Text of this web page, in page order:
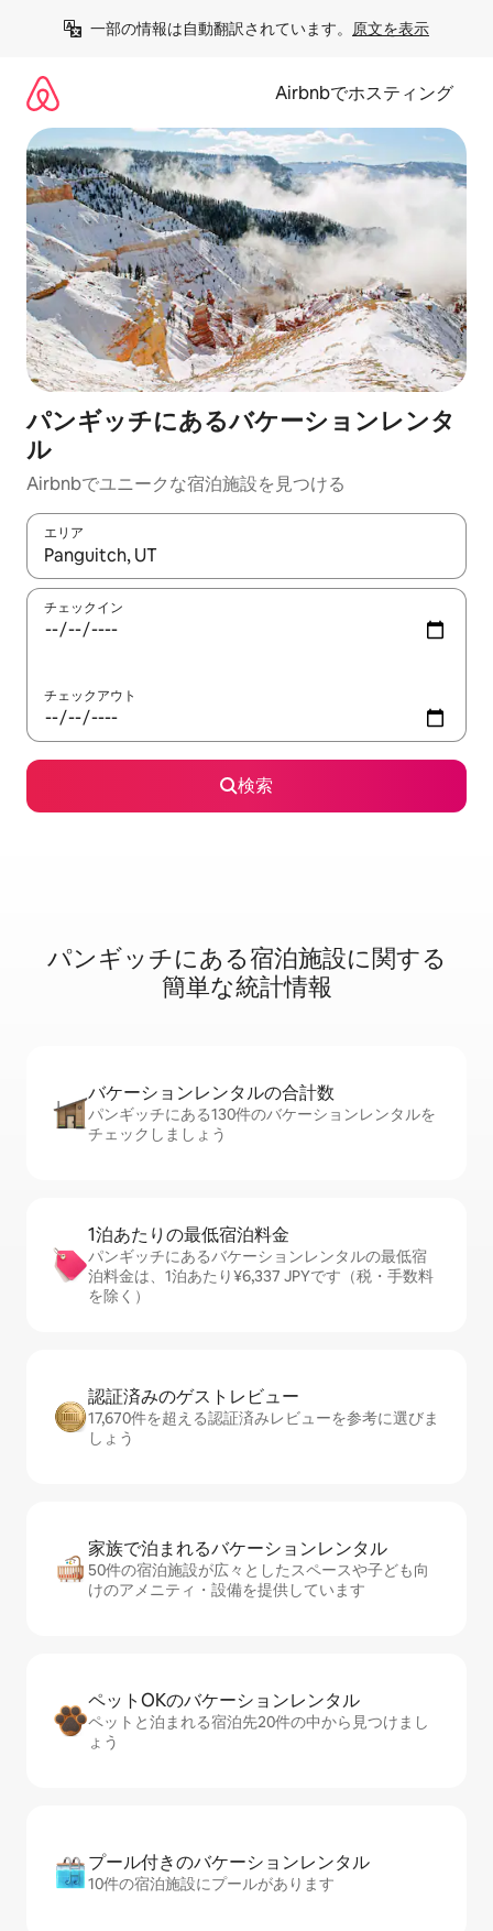
一部の情報は自動翻訳されています。 原文を表示
Airbnbでホスティング
パンギッチにあるバケーションレンタ
ル
Airbnbでユニークな宿泊施設を見つける
エリア
検索結果が表示されたら、上下の矢印キーを使って移動するか
チェックイン
チェックアウト
検索
パンギッチに⁠あ⁠る宿⁠泊⁠施⁠設⁠に関⁠す⁠る
簡⁠単⁠な統⁠計⁠情⁠報
バケーションレ⁠ン⁠タ⁠ル⁠の合⁠計⁠数
パンギッチにある130件のバケーションレンタルを
チェックしましょう
1泊あたりの最⁠低⁠宿⁠泊⁠料⁠金
パンギッチにあるバケーションレンタルの最低宿
泊料金は、1泊あたり¥6,337 JPYです（税・手数料
を除く）
認証済みのゲ⁠ス⁠ト⁠レ⁠ビ⁠ュ⁠ー
17,670件を超える認証済みレビューを参考に選びま
しょう
家族で泊まれるバ⁠ケ⁠ー⁠シ⁠ョ⁠ンレ⁠ン⁠タ⁠ル
50件の宿泊施設が広々としたスペースや子ども向
けのアメニティ・設備を提供しています
ペットOKのバ⁠ケ⁠ー⁠シ⁠ョ⁠ンレ⁠ン⁠タ⁠ル
ペットと泊まれる宿泊先20件の中から見つけまし
ょう
プール付きのバ⁠ケ⁠ー⁠シ⁠ョ⁠ンレ⁠ン⁠タ⁠ル
10件の宿泊施設にプールがあります